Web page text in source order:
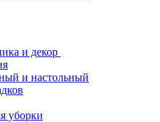
и декор
и настольный
уборки